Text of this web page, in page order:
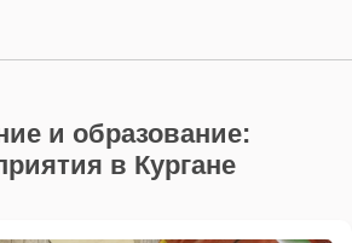
и образование:
в Кургане